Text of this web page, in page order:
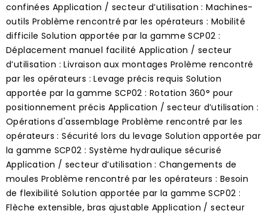
confinées Application / secteur d’utilisation : Machines-
outils Problème rencontré par les opérateurs : Mobilité
difficile Solution apportée par la gamme SCP02 :
Déplacement manuel facilité Application / secteur
d’utilisation : Livraison aux montages Prolème rencontré
par les opérateurs : Levage précis requis Solution
apportée par la gamme SCP02 : Rotation 360° pour
positionnement précis Application / secteur d’utilisation :
Opérations d'assemblage Problème rencontré par les
opérateurs : Sécurité lors du levage Solution apportée par
la gamme SCP02 : Système hydraulique sécurisé
Application / secteur d’utilisation : Changements de
moules Problème rencontré par les opérateurs : Besoin
de flexibilité Solution apportée par la gamme SCP02 :
Flèche extensible, bras ajustable Application / secteur